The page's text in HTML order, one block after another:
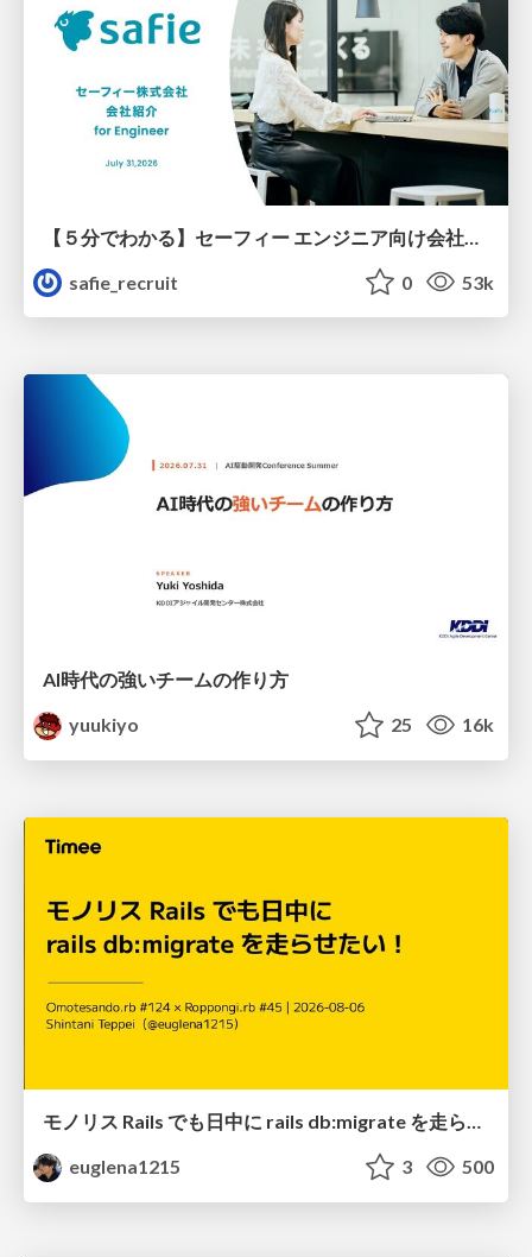
safie_recruit
0 53k
AI時代の強いチームの作り方
yuukiyo
25 16k
モノリス Rails でも日中に rails db:migrate を走らせたい！ / Daytime rails db:migrate on Monolithic Rails!
euglena1215
3 500